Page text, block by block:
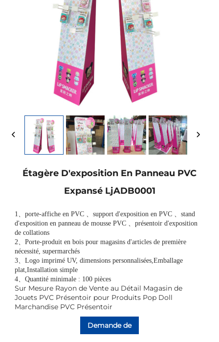
Étagère D'exposition En Panneau PVC
Expansé LjADB0001
1 porte-affiche en PVC support d'exposition en PVC
stand
d'exposition en panneau de mousse PVC
présentoir d'exposition
de collations
2
Porte-produit en bois pour magasins d'articles de première
nécessité, supermarchés
3
Logo imprimé UV, dimensions personnalisées,Emballage
plat,Installation simple
4、Quantité minimale : 100 pièces
Sur Mesure Rayon de Vente au Détail Magasin de
Jouets PVC Présentoir pour Produits Pop Doll
Marchandise PVC Présentoir
Demande de